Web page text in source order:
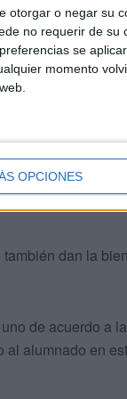
otorgar o negar su
no requerir de
se
momento
OPCIONES
de una
para integrarse
el que se ha
también dan la
de acuerdo a
alumnado en